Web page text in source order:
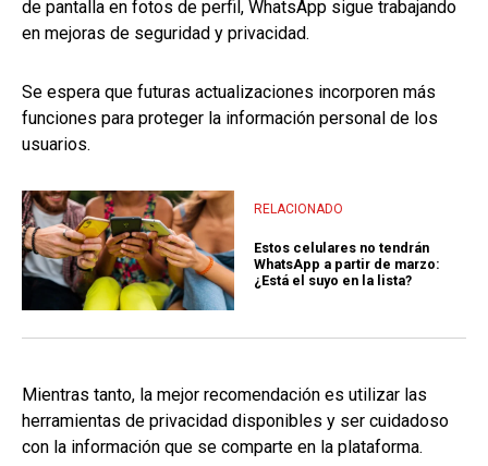
de pantalla en fotos de perfil, WhatsApp sigue trabajando
en mejoras de seguridad y privacidad.
Se espera que futuras actualizaciones incorporen más
funciones para proteger la información personal de los
usuarios.
RELACIONADO
Estos celulares no tendrán
WhatsApp a partir de marzo:
¿Está el suyo en la lista?
Mientras tanto, la mejor recomendación es utilizar las
herramientas de privacidad disponibles y ser cuidadoso
con la información que se comparte en la plataforma.